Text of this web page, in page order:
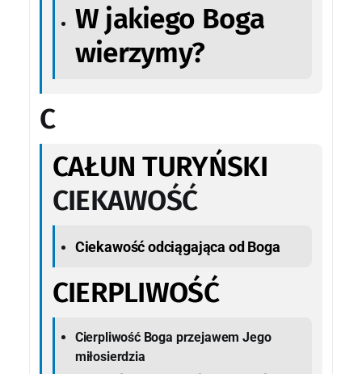
W jakiego Boga
wierzymy?
C
CAŁUN TURYŃSKI
CIEKAWOŚĆ
Ciekawość odciągająca od Boga
CIERPLIWOŚĆ
Cierpliwość Boga przejawem Jego
miłosierdzia